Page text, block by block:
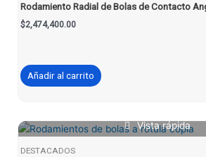
Rodamiento Radial de Bolas de Contacto
$2,474,400.00
Añadir al carrito
Vista rápida
DESTACADOS